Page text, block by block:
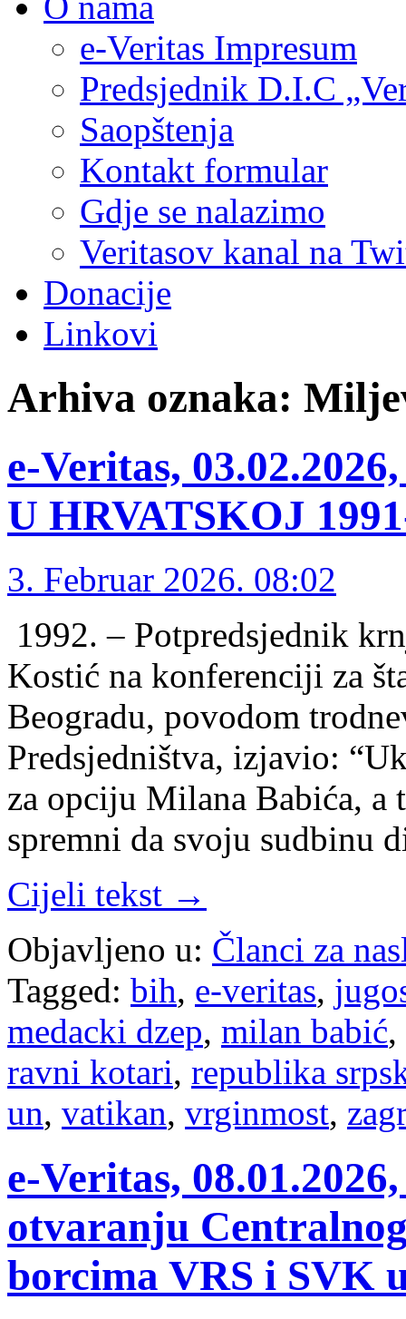
e-Veritas Impresum
Predsjednik D.I.C
Saopštenja
Kontakt formular
Gdje se nalazimo
Veritasov kanal na
Donacije
Linkovi
Arhiva oznaka:
e-Veritas,
U HRVATSKOJ
3. Februar 2026. 08:02
1992. – Potpredsjednik
Kostić na konferenciji za
Beogradu, povodom
Predsjedništva, izjavio:
za opciju Milana Babića, a
spremni da svoju sudbinu
Cijeli tekst →
Objavljeno u: Članci za
Tagged: bih, e-veritas,
medacki dzep, milan babić,
ravni kotari, republika
un, vatikan, vrginmost,
е-Veritas,
otvaranju
borcima VRS i SVK